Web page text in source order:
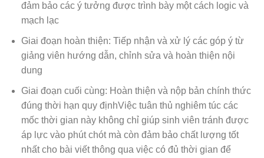
đảm bảo các ý tưởng được trình bày một cách logic và
mạch lạc
Giai đoạn hoàn thiện: Tiếp nhận và xử lý các góp ý từ
giảng viên hướng dẫn, chỉnh sửa và hoàn thiện nội
dung
Giai đoạn cuối cùng: Hoàn thiện và nộp bản chính thức
đúng thời hạn quy địnhViệc tuân thủ nghiêm túc các
mốc thời gian này không chỉ giúp sinh viên tránh được
áp lực vào phút chót mà còn đảm bảo chất lượng tốt
nhất cho bài viết thông qua việc có đủ thời gian để